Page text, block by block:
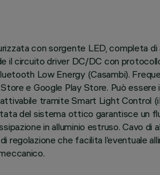
con sorgente LED, completa
il circuito driver DC/DC con
Low Energy (Casambi).
e Google Play Store. Può
tramite Smart Light Control
del sistema ottico garantisce un
in alluminio estruso. Cavo
regolazione che facilita l’eventuale